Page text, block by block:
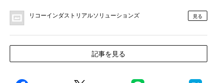
リコーインダストリアルソリューションズ 見る
記事を見る